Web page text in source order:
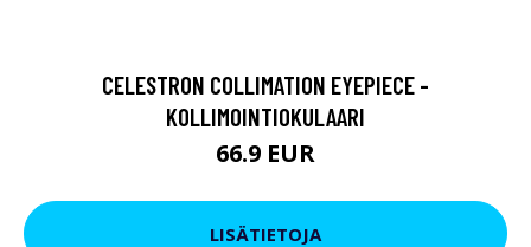
CELESTRON COLLIMATION EYEPIECE -
KOLLIMOINTIOKULAARI
66.9 EUR
LISÄTIETOJA